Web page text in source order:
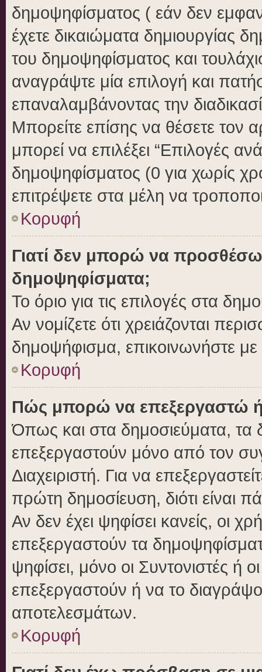
δημοψηφίσματος ( εάν δεν
έχετε δικαιώματα δημιουργίας
του δημοψηφίσματος και
αναγράψτε μία επιλογή και
επαναλαμβάνοντας την
Μπορείτε επίσης να θέσετε τον
μπορεί να επιλέξει “Επιλογές
δημοψηφίσματος (0 για χωρίς
επιτρέψετε στα μέλη να
Κορυφή
Γιατί δεν μπορώ να
δημοψηφίσματα;
Το όριο για τις επιλογές στα
Αν νομίζετε ότι χρειάζονται
δημοψήφισμα, επικοινωνήστε με
Κορυφή
Πώς μπορώ να επεξεργαστώ
Όπως και στα δημοσιεύματα,
επεξεργαστούν μόνο από τον
Διαχειριστή. Για να
πρώτη δημοσίευση, διότι είναι
Αν δεν έχει ψηφίσει κανείς, οι
επεξεργαστούν τα
ψηφίσει, μόνο οι Συντονιστές ή
επεξεργαστούν ή να το
αποτελεσμάτων.
Κορυφή